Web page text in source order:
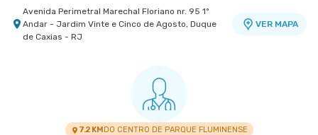
Avenida Perimetral Marechal Floriano nr. 95 1º
Andar - Jardim Vinte e Cinco de Agosto, Duque
de Caxias - RJ
VER MAPA
7.2 KMDO CENTRO DE PARQUE FLUMINENSE